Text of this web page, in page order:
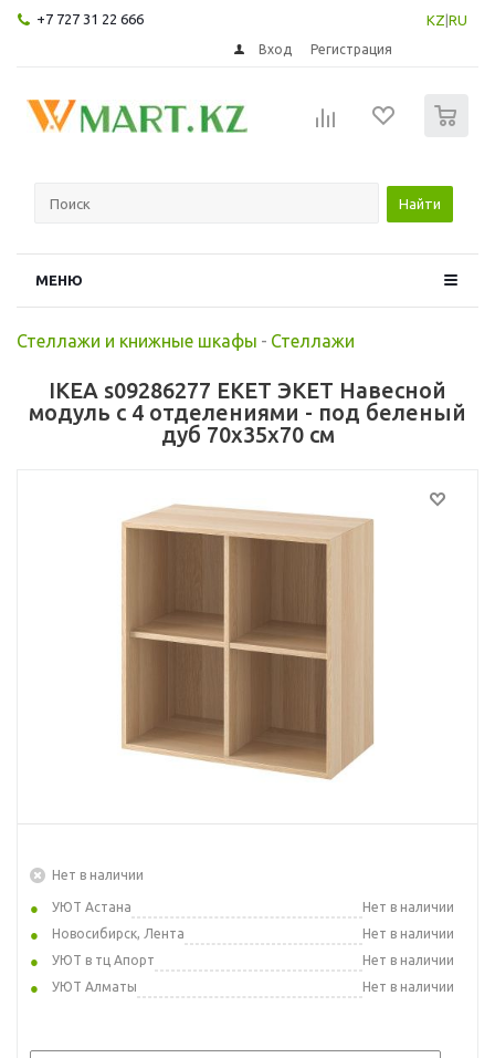
+7 727 31 22 666 KZ RU
Вход Регистрация
Найти
МЕНЮ
Стеллажи и книжные шкафы - Стеллажи
IKEA s09286277 EKET ЭКЕТ Навесной
модуль с 4 отделениями - под беленый
дуб 70x35x70 см
Нет в наличии
УЮТ Астана
Нет в наличии
Новосибирск, Лента
Нет в наличии
УЮТ в тц Апорт
Нет в наличии
УЮТ Алматы
Нет в наличии